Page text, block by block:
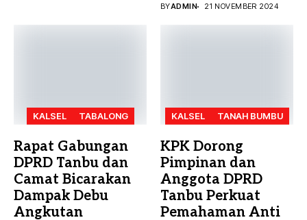
BYADMIN 21 NOVEMBER 2024
KALSEL TABALONG
Rapat Gabungan
DPRD Tanbu dan
Camat Bicarakan
Dampak Debu
Angkutan
KALSEL TANAH BUMBU
KPK Dorong
Pimpinan dan
Anggota DPRD
Tanbu Perkuat
Pemahaman Anti